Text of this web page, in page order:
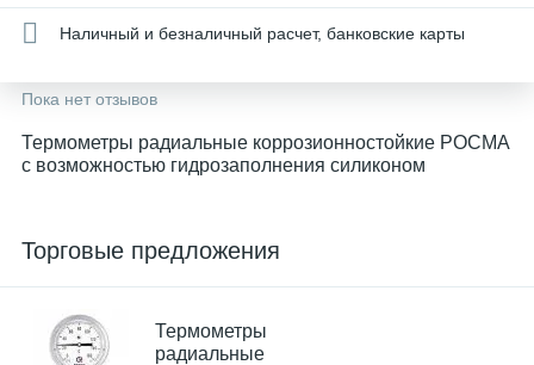
Наличный и безналичный расчет, банковские карты
Пока нет отзывов
Термометры радиальные коррозионностойкие РОСМА
с возможностью гидрозаполнения силиконом
Торговые предложения
Термометры
радиальные